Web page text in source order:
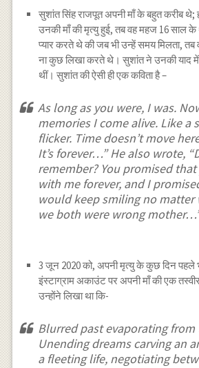
सुशांत सिंह राजपूत अपनी माँ के बहुत करीब थे;
उनकी माँ की मृत्यु हुई, तब वह महज 16 साल
प्यार करते थे की जब भी उन्हें समय मिलता,
ना कुछ लिखा करते थे। सुशांत ने उनकी याद में
थीं। सुशांत की ऐसी ही एक कविता है –
As long as you were, I was.
memories I come alive. Like a
flicker. Time doesn’t move
It’s forever…” He also wrote,
remember? You promised
with me forever, and I
would keep smiling no matter
we both were wrong
3 जून 2020 को, अपनी मृत्यु के कुछ दिन पहले
इंस्टाग्राम अकाउंट पर अपनी माँ की एक
उन्होंने लिखा था कि-
Blurred past evaporating from
Unending dreams carving an
a fleeting life, negotiating